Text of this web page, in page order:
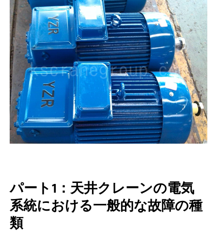
10. 停電が発生しても保護ボックスの接触
器が遮断されない（制御回路は非通電状
態）
天井クレーンの電気系統トラブルに対す
る迅速な診断手順
クレーン電気部品の交換と修理に関する
ガイド
い。
モーター温度を監視する
パート1：天井クレーンの電気
系統における一般的な故障の種
類